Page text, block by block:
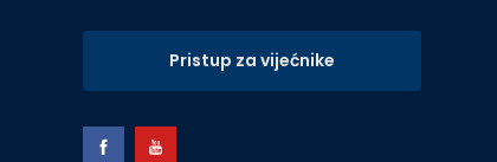
Pristup za vijećnike